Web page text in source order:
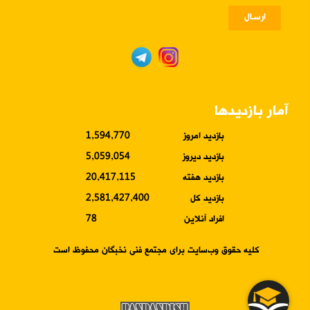
ارسـال
آمار بازدیدها
بازدید امروز
1,594,770
بازدید دیروز
5,059,054
بازدید هفته
20,417,115
بازدید کل
2,581,427,400
افراد آنلاین
78
کلیه حقوق وب‌سایت برای مجتمع فنی نخبگان محفوظ است